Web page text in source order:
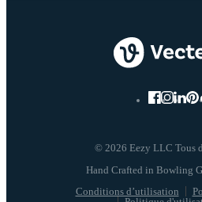
© 2026 Eezy LLC Tous
Conditions d’utilisation